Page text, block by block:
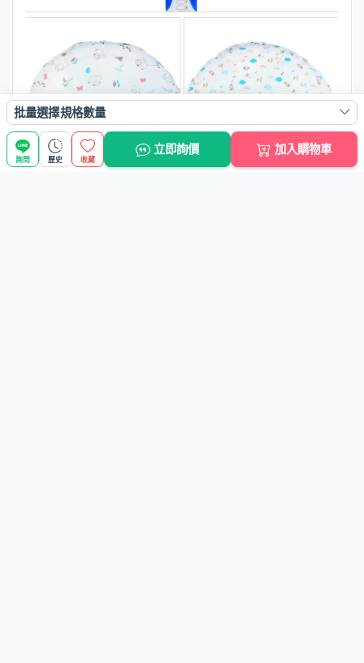
批量選擇規格數量
詢問 歷史 收藏
立即詢價 加入購物車